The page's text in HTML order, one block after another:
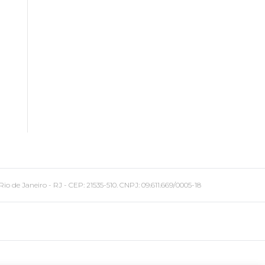
Janeiro - RJ - CEP: 21535-510. CNPJ: 09.611.669/0005-18